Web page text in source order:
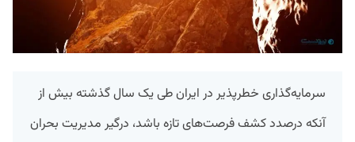
سرمایه‌گذاری خطرپذیر در ایران طی یک سال گذشته بیش از
آنکه درصدد کشف فرصت‌های تازه باشد، درگیر مدیریت بحران